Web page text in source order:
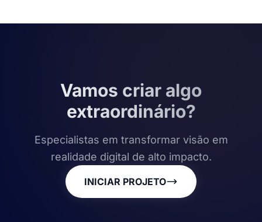
Vamos criar algo
extraordinário?
Especialistas em transformar visão em
realidade digital de alto impacto.
INICIAR PROJETO